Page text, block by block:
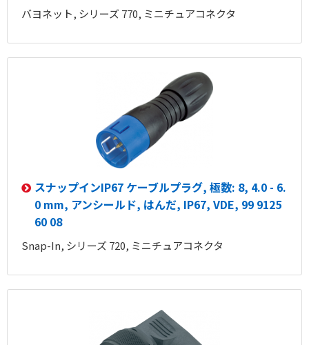
バヨネット, シリーズ 770, ミニチュアコネクタ
スナップインIP67 ケーブルプラグ, 極数: 8, 4.0 - 6.
0 mm, アンシールド, はんだ, IP67, VDE, 99 9125
60 08
Snap-In, シリーズ 720, ミニチュアコネクタ